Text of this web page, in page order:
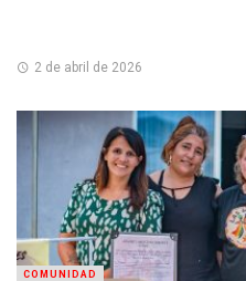
2 de abril de 2026
COMUNIDAD